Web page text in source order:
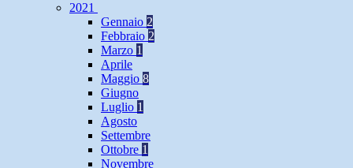
2021
Gennaio 2
Febbraio 2
Marzo 1
Aprile
Maggio 8
Giugno
Luglio 1
Agosto
Settembre
Ottobre 1
Novembre